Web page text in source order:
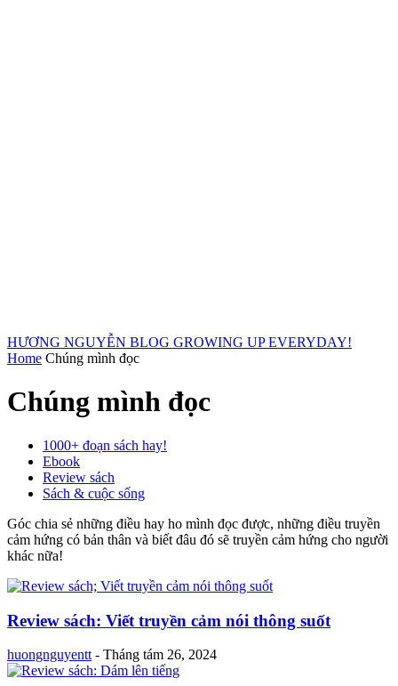
HƯƠNG NGUYỄN BLOG GROWING UP EVERYDAY!
Home Chúng mình đọc
Chúng mình đọc
1000+ đoạn sách hay!
Ebook
Review sách
Sách & cuộc sống
Góc chia sẻ những điều hay ho mình đọc được, những điều truyền
cảm hứng có bản thân và biết đâu đó sẽ truyền cảm hứng cho người
khác nữa!
Review sách: Viết truyền cảm nói thông suốt
huongnguyentt - Tháng tám 26, 2024